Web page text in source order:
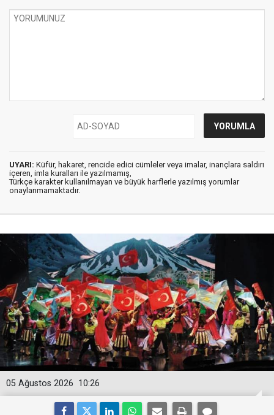
UYARI: Küfür, hakaret, rencide edici cümleler veya imalar, inançlara saldırı
içeren, imla kuralları ile yazılmamış,
Türkçe karakter kullanılmayan ve büyük harflerle yazılmış yorumlar
onaylanmamaktadır.
10:26
05 Ağustos 2026